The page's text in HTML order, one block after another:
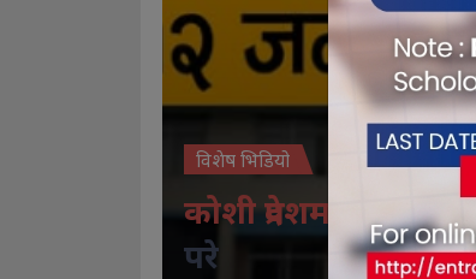
विशेष भिडियो
कोशी प्रदेशमा
परे